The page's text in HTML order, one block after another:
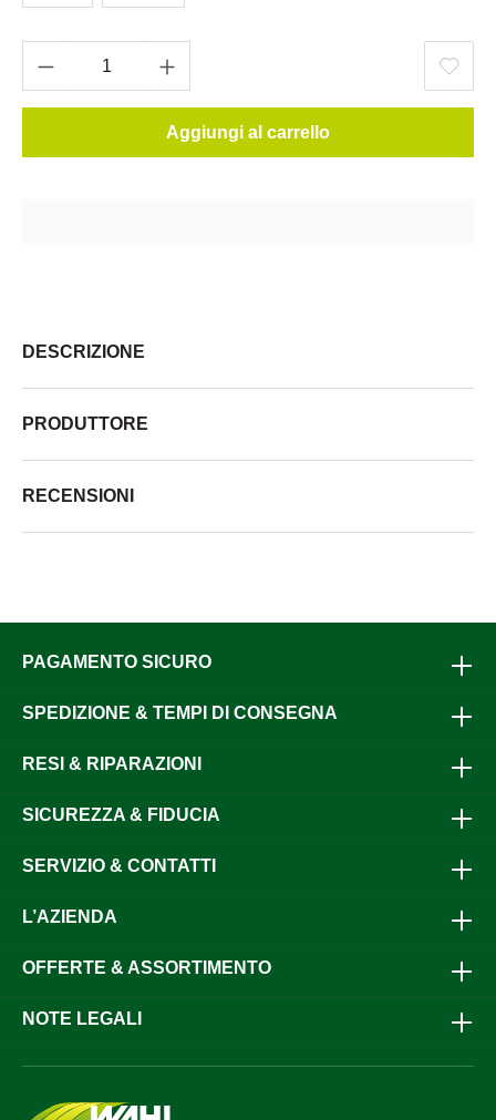
Aggiungi al carrello
DESCRIZIONE
PRODUTTORE
RECENSIONI
PAGAMENTO SICURO
SPEDIZIONE & TEMPI DI CONSEGNA
RESI & RIPARAZIONI
SICUREZZA & FIDUCIA
SERVIZIO & CONTATTI
L’AZIENDA
OFFERTE & ASSORTIMENTO
NOTE LEGALI